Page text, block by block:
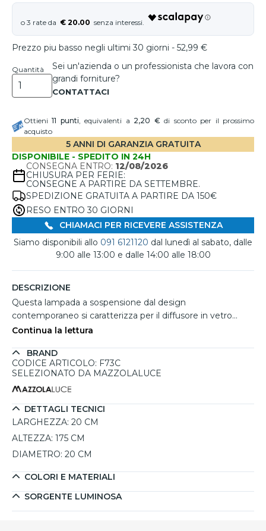
€ 20.00
Prezzo piu basso negli ultimi 30 giorni - 52,99 €
Quantità
Sei un'azienda o un professionista che lavora con
grandi forniture?
Ottieni11 punti, equivalenti a 2,20 €di sconto per il prossimo
acquisto
5 ANNI DI GARANZIA GRATUITA
DISPONIBILE - SPEDITO IN 24H
CONSEGNA ENTRO: 12/08/2026
CHIUSURA PER FERIE:
CONSEGNE A PARTIRE DA SETTEMBRE.
SPEDIZIONE GRATUITA A PARTIRE DA 150€
RESO ENTRO 30 GIORNI
CHIAMACI PER RICEVERE ASSISTENZA
Siamo disponibili allo 091 6121120 dal lunedì al sabato, dalle
9:00 alle 13:00 e dalle 14:00 alle 18:00
DESCRIZIONE
Questa lampada a sospensione dal design
contemporaneo si caratterizza per il diffusore in vetro
cognac dalla forma organica e irregolare, ideale per creare
sabbia dona un aspetto raffinato e moderno, perfetto per
cucina, soggiorno, ingresso o installazioni multiple sopra
creando giochi di luce morbidi e accoglienti nell'ambiente.
Grazie al cavo regolabile è possibile adattare facilmente
l'altezza della sospensione alle diverse esigenze d'arredo.
Compatibile con 1 lampadina E27 fino a una potenza
Continua la lettura
BRAND
CODICE ARTICOLO: F73C
SELEZIONATO DA MAZZOLALUCE
DETTAGLI TECNICI
LARGHEZZA: 20 CM
ALTEZZA: 175 CM
DIAMETRO: 20 CM
COLORI E MATERIALI
SORGENTE LUMINOSA